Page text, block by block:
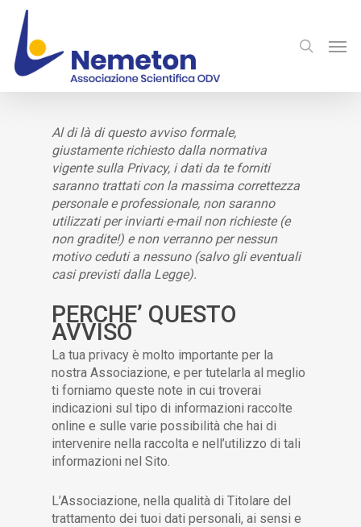
Al di là di questo avviso formale,
giustamente richiesto dalla normativa
vigente sulla Privacy, i dati da te forniti
saranno trattati con la massima correttezza
personale e professionale, non saranno
utilizzati per inviarti e-mail non richieste (e
non gradite!) e non verranno per nessun
motivo ceduti a nessuno (salvo gli eventuali
casi previsti dalla Legge).
PERCHE’ QUESTO
AVVISO
La tua privacy è molto importante per la
nostra Associazione, e per tutelarla al meglio
ti forniamo queste note in cui troverai
indicazioni sul tipo di informazioni raccolte
online e sulle varie possibilità che hai di
intervenire nella raccolta e nell’utilizzo di tali
informazioni nel Sito.
L’Associazione, nella qualità di Titolare del
trattamento dei tuoi dati personali, ai sensi e